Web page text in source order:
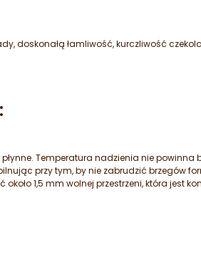
doskonałą łamliwość, kurczliwość
Temperatura nadzienia nie powinna
przy tym, by nie zabrudzić brzegów
1,5 mm wolnej przestrzeni, która jest